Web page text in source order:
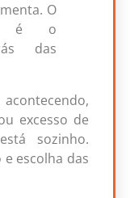
O
é o
das
excesso de
sozinho.
escolha das